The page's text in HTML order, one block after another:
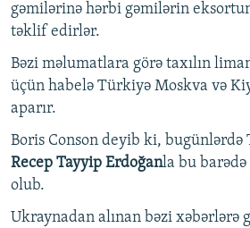
gəmilərinə hərbi gəmilərin
təklif edirlər.
Bəzi məlumatlara görə taxılın
üçün habelə Türkiyə Moskva və
aparır.
Boris Conson deyib ki,
Recep Tayyip Erdoğanla bu barədə
olub.
Ukraynadan alınan bəzi xəbərlərə